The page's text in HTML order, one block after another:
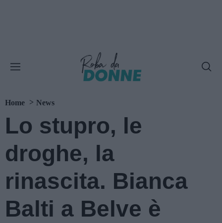
Home News
Lo stupro, le
droghe, la
rinascita. Bianca
Balti a Belve è